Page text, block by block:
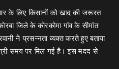
के लिए किसानों को खाद की जरूरत
जिले के कोरकोमा गांव के सीमांत
ने प्रसन्नता व्यक्त करते हुए बताया
समय पर मिल गई है। इस मदद से